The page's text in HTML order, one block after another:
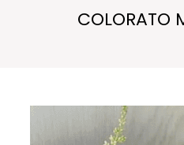
COLORATO